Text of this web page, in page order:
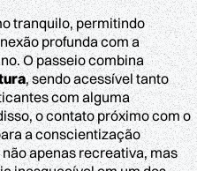
tranquilo, permitindo
profunda com a
O passeio combina
, sendo acessível tanto
com alguma
o contato próximo com o
a conscientização
apenas recreativa, mas